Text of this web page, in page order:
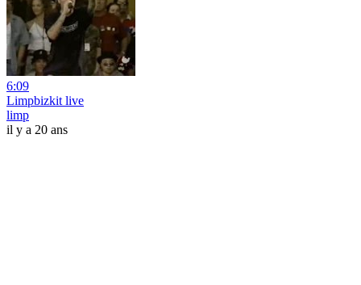
6:09
Limpbizkit live
limp
il y a 20 ans